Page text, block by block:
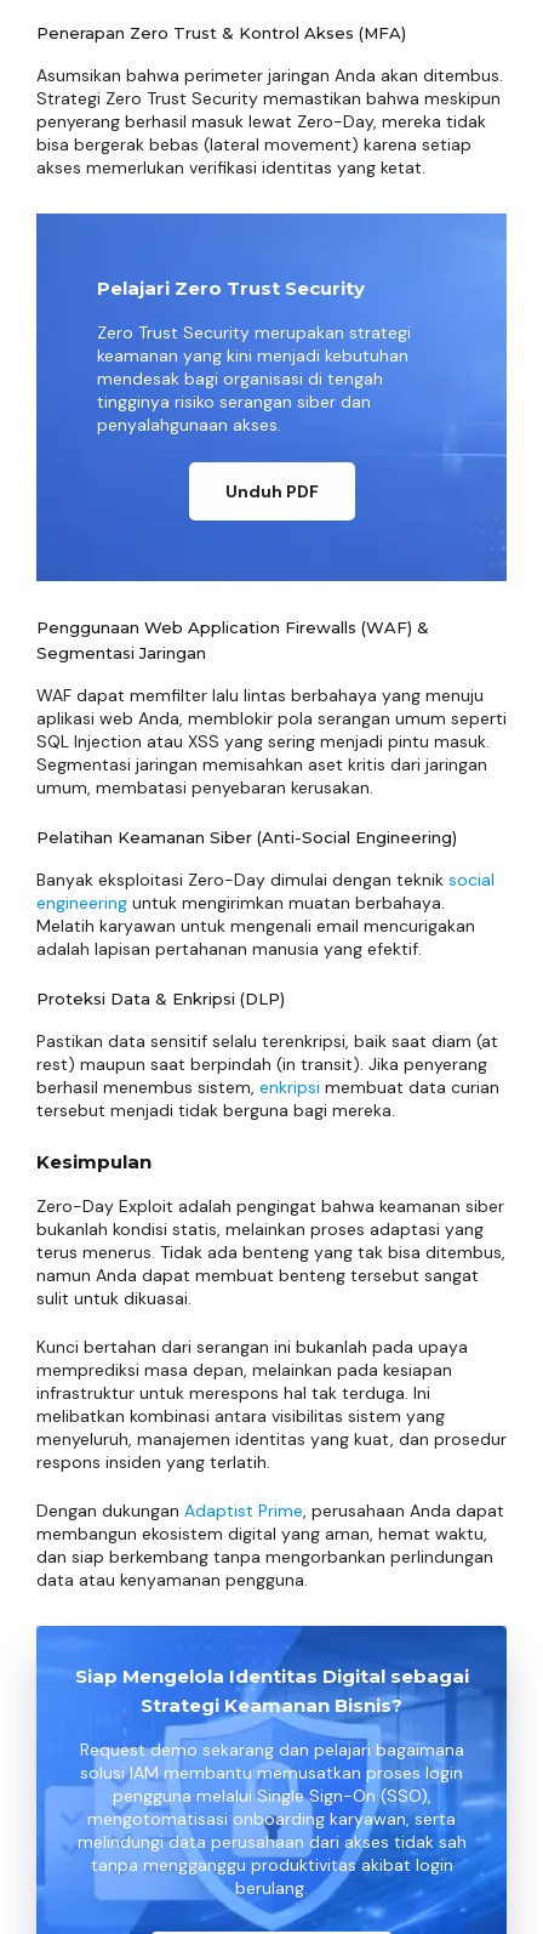
Penerapan Zero Trust & Kontrol Akses (MFA)
Asumsikan bahwa perimeter jaringan Anda akan ditembus.
Strategi Zero Trust Security memastikan bahwa meskipun
penyerang berhasil masuk lewat Zero-Day, mereka tidak
bisa bergerak bebas (lateral movement) karena setiap
akses memerlukan verifikasi identitas yang ketat.
Pelajari Zero Trust Security
Zero Trust Security merupakan strategi
keamanan yang kini menjadi kebutuhan
mendesak bagi organisasi di tengah
tingginya risiko serangan siber dan
penyalahgunaan akses.
Unduh PDF
Penggunaan Web Application Firewalls (WAF) &
Segmentasi Jaringan
WAF dapat memfilter lalu lintas berbahaya yang menuju
aplikasi web Anda, memblokir pola serangan umum seperti
SQL Injection atau XSS yang sering menjadi pintu masuk.
Segmentasi jaringan memisahkan aset kritis dari jaringan
umum, membatasi penyebaran kerusakan.
Pelatihan Keamanan Siber (Anti-Social Engineering)
Banyak eksploitasi Zero-Day dimulai dengan teknik social
engineering untuk mengirimkan muatan berbahaya.
Melatih karyawan untuk mengenali email mencurigakan
adalah lapisan pertahanan manusia yang efektif.
Proteksi Data & Enkripsi (DLP)
Pastikan data sensitif selalu terenkripsi, baik saat diam (at
rest) maupun saat berpindah (in transit). Jika penyerang
berhasil menembus sistem, enkripsi membuat data curian
tersebut menjadi tidak berguna bagi mereka.
Kesimpulan
Zero-Day Exploit adalah pengingat bahwa keamanan siber
bukanlah kondisi statis, melainkan proses adaptasi yang
terus menerus. Tidak ada benteng yang tak bisa ditembus,
namun Anda dapat membuat benteng tersebut sangat
sulit untuk dikuasai.
Kunci bertahan dari serangan ini bukanlah pada upaya
memprediksi masa depan, melainkan pada kesiapan
infrastruktur untuk merespons hal tak terduga. Ini
melibatkan kombinasi antara visibilitas sistem yang
menyeluruh, manajemen identitas yang kuat, dan prosedur
respons insiden yang terlatih.
Dengan dukungan Adaptist Prime, perusahaan Anda dapat
membangun ekosistem digital yang aman, hemat waktu,
dan siap berkembang tanpa mengorbankan perlindungan
data atau kenyamanan pengguna.
Siap Mengelola Identitas Digital sebagai
Strategi Keamanan Bisnis?
Request demo sekarang dan pelajari bagaimana
solusi IAM membantu memusatkan proses login
pengguna melalui Single Sign-On (SSO),
mengotomatisasi onboarding karyawan, serta
melindungi data perusahaan dari akses tidak sah
tanpa mengganggu produktivitas akibat login
berulang.